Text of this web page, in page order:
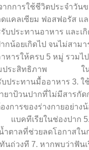
ดจากการใช้ชีวิตปร
แคลเซียม ฟอสฟอรัส
บประทานอาหาร และ
น้อยเกิดไป จนไม่สาม
รให้ครบ 5 หมู่ รวมไป
มประสิทธิภาพ ในก
บประทานมื้ออาหาร 3.
ำยาป้วนปากที่ไม่มีส
การของร่างกายอย่า
เรียในช่องปาก 5.หา
ตาลที่ช่วยลดโอกาสใน
นถ่วงที 7. หากพบว่าฟั